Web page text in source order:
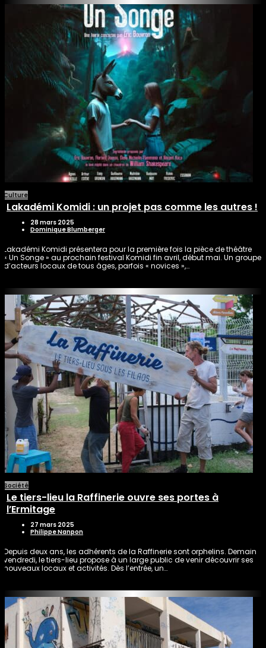
Culture
Lakadémi Komidi : un projet pas comme les autres !
28 mars 2025
Dominique Blumberger
Lakadémi Komidi présentera pour la première fois la pièce de théâtre
« Un Songe » au prochain festival Komidi fin avril, début mai. Un groupe
d’acteurs locaux de tous âges, parfois « novices »,…
Société
Le tiers-lieu la Raffinerie ouvre ses portes à
l’Ermitage
27 mars 2025
Philippe Nanpon
Depuis deux ans, les adhérents de la Raffinerie sont orphelins. Demain
vendredi, le tiers-lieu propose à un large public de venir découvrir ses
nouveaux locaux et activités. Dès l’entrée, un…